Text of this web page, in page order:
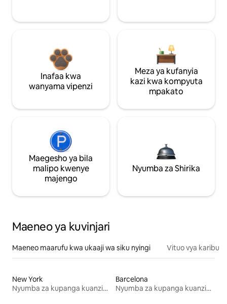
Inafaa kwa
wanyama vipenzi
Meza ya kufanyia
kazi kwa kompyuta
mpakato
Maegesho ya bila
malipo kwenye
majengo
Nyumba za Shirika
Maeneo ya kuvinjari
Maeneo maarufu kwa ukaaji wa siku nyingi Vituo vya karibu
New York
Nyumba za kupanga kuanzia mwezi mmoja
Barcelona
Nyumba za kupanga kuanzia mwezi mmoja